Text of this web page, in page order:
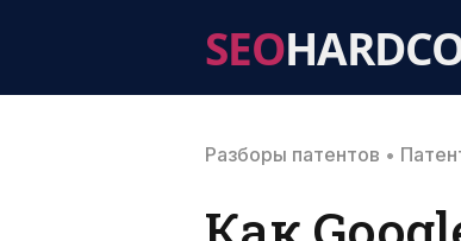
SEO
Разборы патентов •